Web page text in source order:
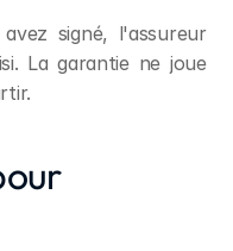
signé, l'assureur
La garantie ne joue